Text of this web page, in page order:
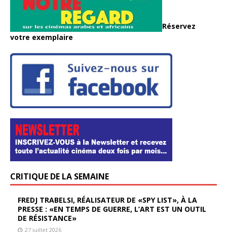
Réservez
votre exemplaire
CRITIQUE DE LA SEMAINE
FREDJ TRABELSI, RÉALISATEUR DE «SPY LIST», À LA
PRESSE : «EN TEMPS DE GUERRE, L’ART EST UN OUTIL
DE RÉSISTANCE»
27 juillet 2026